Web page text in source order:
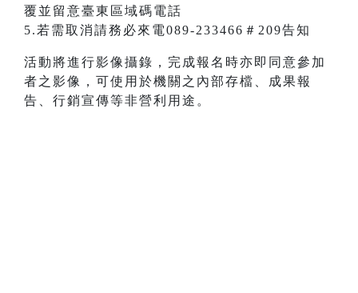
覆並留意臺東區域碼電話
5.若需取消請務必來電089-233466＃209告知
活動將進行影像攝錄，完成報名時亦即同意參加
者之影像，可使用於機關之內部存檔、成果報
告、行銷宣傳等非營利用途。